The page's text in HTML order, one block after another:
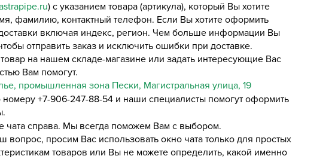
) с указанием товара (артикула), который Вы хотите
фамилию, контактный телефон. Если Вы хотите оформить
включая индекс, регион. Чем больше информации Вы
отправить заказ и исключить ошибки при доставке.
на нашем складе-магазине или задать интересующие Вас
Вам помогут.
, промышленная зона Пески, Магистральная улица, 19
+7-906-247-88-54 и наши специалисты помогут оформить
чата справа. Мы всегда поможем Вам с выбором.
просим Вас использовать окно чата только для простых
товаров или Вы не можете определить, какой именно